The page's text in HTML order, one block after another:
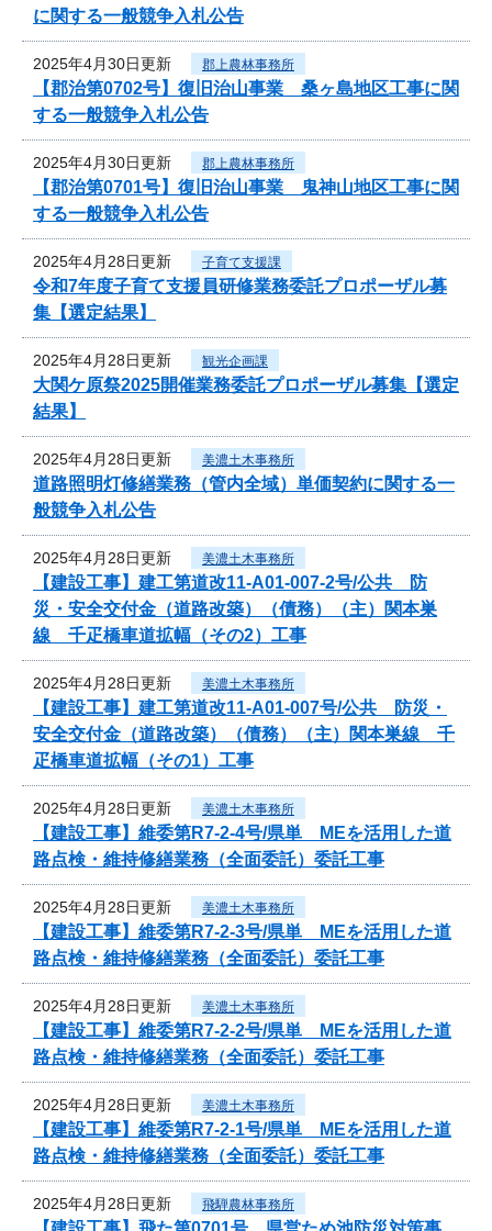
に関する一般競争入札公告
2025年4月30日更新 郡上農林事務所
【郡治第0702号】復旧治山事業 桑ヶ島地区工事に関
する一般競争入札公告
2025年4月30日更新 郡上農林事務所
【郡治第0701号】復旧治山事業 鬼神山地区工事に関
する一般競争入札公告
2025年4月28日更新 子育て支援課
令和7年度子育て支援員研修業務委託プロポーザル募
集【選定結果】
2025年4月28日更新 観光企画課
大関ケ原祭2025開催業務委託プロポーザル募集【選定
結果】
2025年4月28日更新 美濃土木事務所
道路照明灯修繕業務（管内全域）単価契約に関する一
般競争入札公告
2025年4月28日更新 美濃土木事務所
【建設工事】建工第道改11-A01-007-2号/公共 防
災・安全交付金（道路改築）（債務）（主）関本巣
線 千疋橋車道拡幅（その2）工事
2025年4月28日更新 美濃土木事務所
【建設工事】建工第道改11-A01-007号/公共 防災・
安全交付金（道路改築）（債務）（主）関本巣線 千
疋橋車道拡幅（その1）工事
2025年4月28日更新 美濃土木事務所
【建設工事】維委第R7-2-4号/県単 MEを活用した道
路点検・維持修繕業務（全面委託）委託工事
2025年4月28日更新 美濃土木事務所
【建設工事】維委第R7-2-3号/県単 MEを活用した道
路点検・維持修繕業務（全面委託）委託工事
2025年4月28日更新 美濃土木事務所
【建設工事】維委第R7-2-2号/県単 MEを活用した道
路点検・維持修繕業務（全面委託）委託工事
2025年4月28日更新 美濃土木事務所
【建設工事】維委第R7-2-1号/県単 MEを活用した道
路点検・維持修繕業務（全面委託）委託工事
2025年4月28日更新 飛騨農林事務所